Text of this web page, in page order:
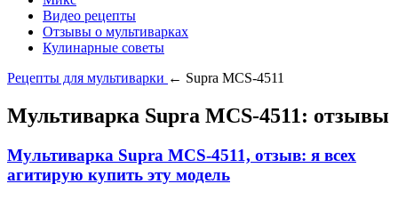
Видео рецепты
Отзывы о мультиварках
Кулинарные советы
Рецепты для мультиварки ← Supra MCS-4511
Мультиварка Supra MCS-4511: отзывы
Мультиварка Supra MCS-4511, отзыв: я всех
агитирую купить эту модель